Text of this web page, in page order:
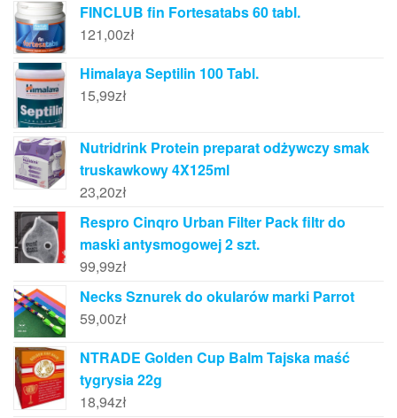
FINCLUB fin Fortesatabs 60 tabl.
121,00zł
Himalaya Septilin 100 Tabl.
15,99zł
Nutridrink Protein preparat odżywczy smak
truskawkowy 4X125ml
23,20zł
Respro Cinqro Urban Filter Pack filtr do
maski antysmogowej 2 szt.
99,99zł
Necks Sznurek do okularów marki Parrot
59,00zł
NTRADE Golden Cup Balm Tajska maść
tygrysia 22g
18,94zł